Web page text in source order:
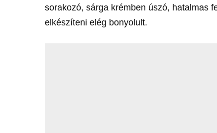
sorakozó, sárga krémben úszó, hatalmas
elkészíteni elég bonyolult.